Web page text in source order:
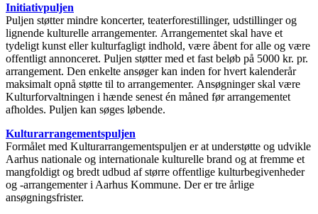
Initiativpuljen
Puljen støtter mindre koncerter, teaterforestillinger, udstillinger og
lignende kulturelle arrangementer. Arrangementet skal have et
tydeligt kunst eller kulturfagligt indhold, være åbent for alle og være
offentligt annonceret. Puljen støtter med et fast beløb på 5000 kr. pr.
arrangement. Den enkelte ansøger kan inden for hvert kalenderår
maksimalt opnå støtte til to arrangementer. Ansøgninger skal være
Kulturforvaltningen i hænde senest én måned før arrangementet
afholdes. Puljen kan søges løbende.
Kulturarrangementspuljen
Formålet med Kulturarrangementspuljen er at understøtte og udvikle
Aarhus nationale og internationale kulturelle brand og at fremme et
mangfoldigt og bredt udbud af større offentlige kulturbegivenheder
og -arrangementer i Aarhus Kommune. Der er tre årlige
ansøgningsfrister.